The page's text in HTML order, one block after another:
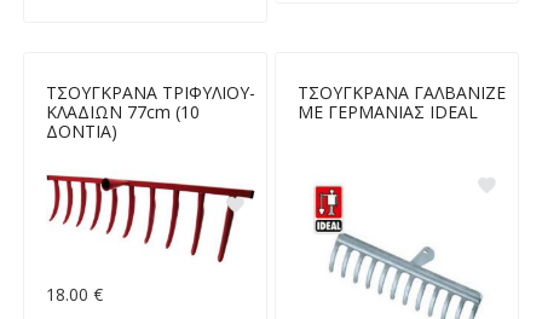
ΤΣΟΥΓΚΡΑΝΑ ΤΡΙΦΥΛΙΟΥ-
ΚΛΑΔΙΩΝ 77cm (10
ΔΟΝΤΙΑ)
18.00 €
ΤΣΟΥΓΚΡΑΝΑ ΓΑΛΒΑΝΙΖΕ
ΜΕ ΓΕΡΜΑΝΙΑΣ IDEAL